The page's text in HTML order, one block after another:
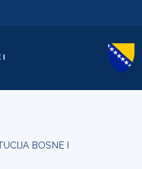
BOSNE I